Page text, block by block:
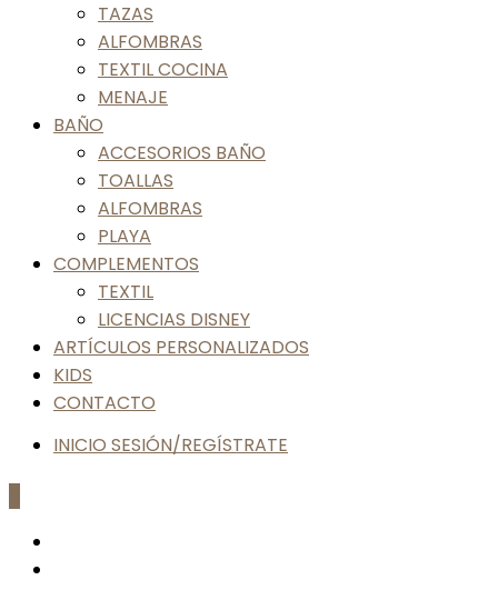
TAZAS
ALFOMBRAS
TEXTIL COCINA
MENAJE
BAÑO
ACCESORIOS BAÑO
TOALLAS
ALFOMBRAS
PLAYA
COMPLEMENTOS
TEXTIL
LICENCIAS DISNEY
ARTÍCULOS PERSONALIZADOS
KIDS
CONTACTO
INICIO SESIÓN/REGÍSTRATE